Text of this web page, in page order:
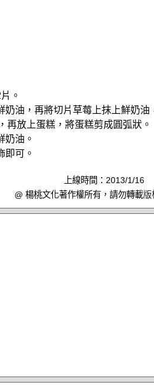
。
奶油，再將切片草莓上抹上鮮奶
再放上蛋糕，將蛋糕剪成圓弧狀。
奶油。
即可。
上線時間：2013/1/16
@ 楊桃文化著作權所有，請勿轉載版